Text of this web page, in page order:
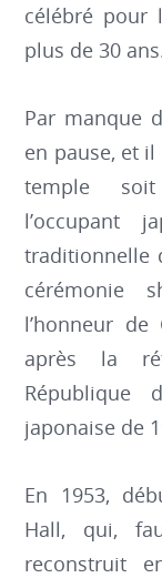
célébré pour
plus de 30
Par manque
en pause, et
temple soit
l’occupant
traditionnelle
cérémonie
l’honneur de
après la
japonaise de
En 1953,
Hall, qui,
reconstruit